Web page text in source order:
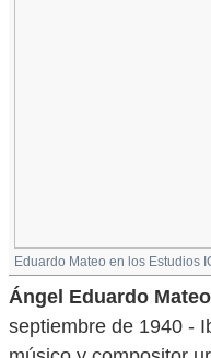
Eduardo Mateo en los Estudios
Ángel Eduardo
septiembre de 1940 -